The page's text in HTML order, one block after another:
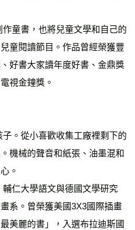
童閱讀節目。作品曾經榮獲豐
好書大家讀年度好書、金鼎獎
視金鐘獎。
機械的聲音和紙張、油墨混和
。
系。曾榮獲美國3X3國際插畫
美麗的書」，入選布拉迪斯國